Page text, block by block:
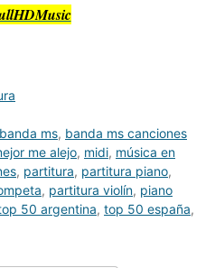
banda ms, banda ms canciones
me alejo, midi, música en
, partitura, partitura piano,
, partitura violín, piano
50 argentina, top 50 españa,